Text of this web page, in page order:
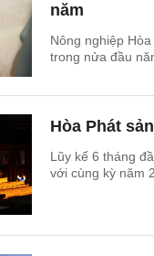
năm
Nông nghiệp
trong nửa đầu
Hòa Phát
Lũy kế 6 tháng
với cùng kỳ năm